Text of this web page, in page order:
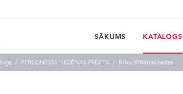
SĀKUMS KATALOGS
PERSONĪGĀS HIGIĒNAS PRECES Roku tīrīšanas pastas